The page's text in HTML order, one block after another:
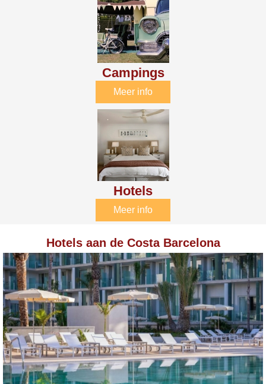
Campings
Meer info
Hotels
Meer info
Hotels aan de Costa Barcelona